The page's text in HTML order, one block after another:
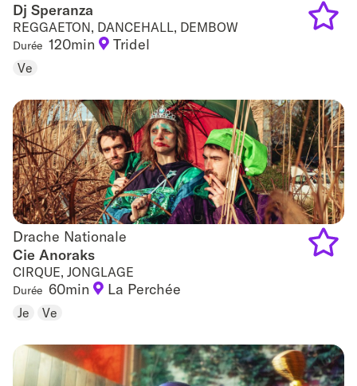
Dj Speranza
Dj Speranza
REGGAETON, DANCEHALL, DEMBOW
Durée 120min Tridel
Ve
Drache Nationale
Drache Nationale
Cie Anoraks
CIRQUE, JONGLAGE
Durée 60min La Perchée
Je Ve